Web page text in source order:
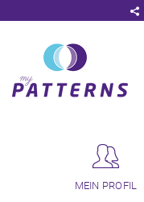
MEIN PROFIL